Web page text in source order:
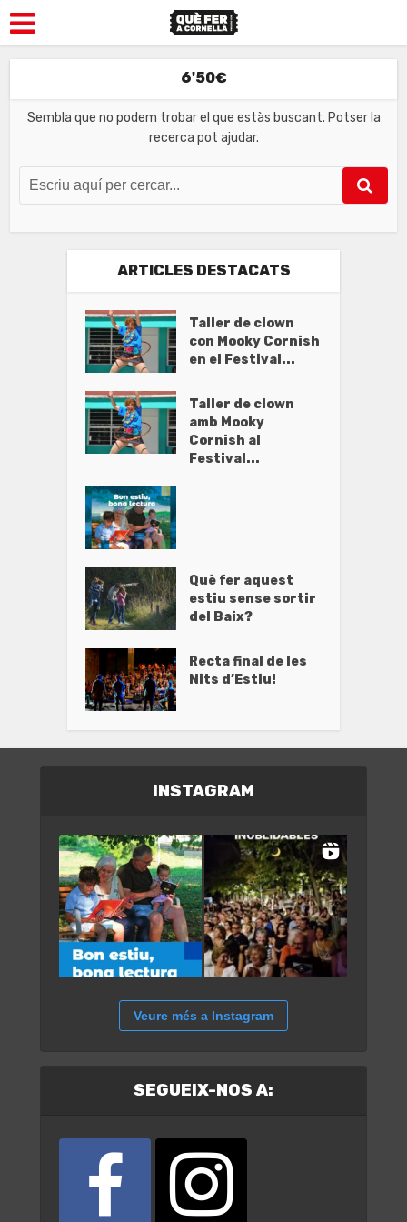
6'50€
Sembla que no podem trobar el que estàs buscant. Potser la
recerca pot ajudar.
ARTICLES DESTACATS
Taller de clown
con Mooky Cornish
en el Festival...
Taller de clown
amb Mooky
Cornish al
Festival...
Què fer aquest
estiu sense sortir
del Baix?
Recta final de les
Nits d’Estiu!
INSTAGRAM
Veure més a Instagram
SEGUEIX-NOS A: